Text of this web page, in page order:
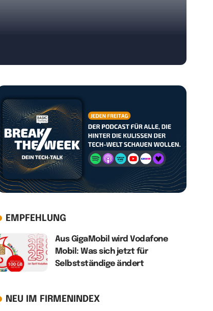
EMPFEHLUNG
Aus GigaMobil wird Vodafone
Mobil: Was sich jetzt für
Selbstständige ändert
NEU IM FIRMENINDEX